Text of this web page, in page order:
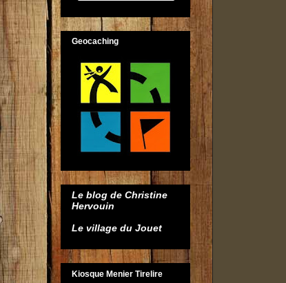
Geocaching
Le blog de Christine
Hervouin
Le village du Jouet
Kiosque Menier Tirelire